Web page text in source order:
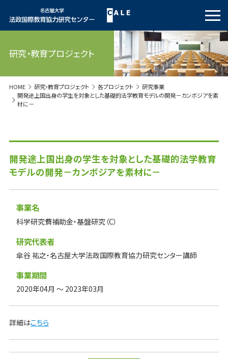
研究・教育プロジェクト
HOME 研究・教育プロジェクト 各プロジェクト
研究事業
開発途上国出身の学生を対象とした基礎的法学教育モデルの開発－カンボジアを素
材に－
開発途上国出身の学生を対象とした基礎的法学教育
モデルの開発－カンボジアを素材に－
事業名
科学研究費補助金・基盤研究（C）
研究代表者
傘谷 祐之・名古屋大学法政国際教育協力研究センター講師
事業期間
2020年04月 ～ 2023年03月
詳細はこちら